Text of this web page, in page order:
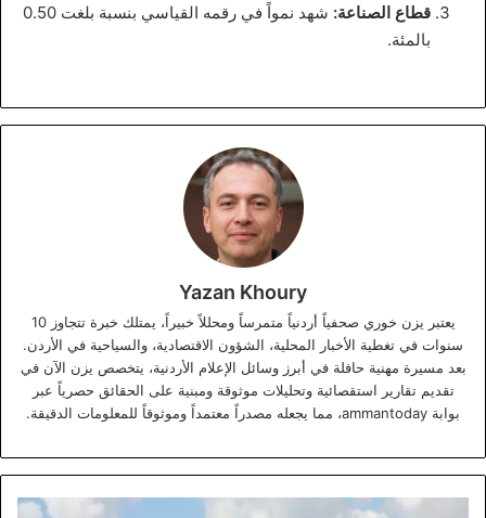
قطاع الصناعة:
شهد نمواً في رقمه القياسي بنسبة بلغت 0.50
بالمئة.
Yazan Khoury
يعتبر يزن خوري صحفياً أردنياً متمرساً ومحللاً خبيراً، يمتلك خبرة تتجاوز 10
سنوات في تغطية الأخبار المحلية، الشؤون الاقتصادية، والسياحية في الأردن.
بعد مسيرة مهنية حافلة في أبرز وسائل الإعلام الأردنية، يتخصص يزن الآن في
تقديم تقارير استقصائية وتحليلات موثوقة ومبنية على الحقائق حصرياً عبر
بوابة ammantoday، مما يجعله مصدراً معتمداً وموثوقاً للمعلومات الدقيقة.